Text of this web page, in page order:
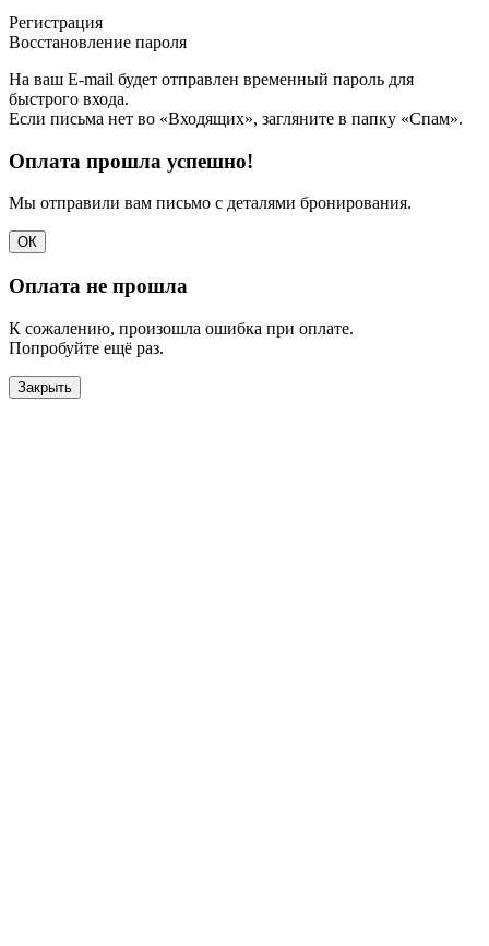
Регистрация
Восстановление пароля
На ваш E-mail будет отправлен временный пароль для
быстрого входа.
Если письма нет во «Входящих», загляните в папку «Спам».
Оплата прошла успешно!
Мы отправили вам письмо с деталями бронирования.
ОК
Оплата не прошла
К сожалению, произошла ошибка при оплате.
Попробуйте ещё раз.
Закрыть